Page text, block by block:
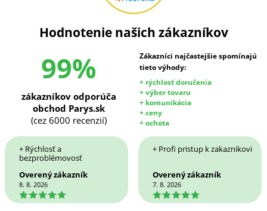
Hodnotenie našich zákazníkov
99%
Zákazníci najčastejšie spomínajú
tieto výhody:
+ rýchlosť doručenia
+ výber tovaru
+ komunikácia
+ ceny
+ ochota
zákazníkov odporúča
obchod Parys.sk
(cez 6000 recenzií)
+ Rýchlosť a
bezproblémovosť
Overený zákazník
8. 8. 2026
5
+ Profi pristup k zakaznikovi
Overený zákazník
7. 8. 2026
5